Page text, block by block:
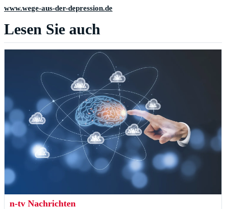
www.wege-aus-der-depression.de
Lesen Sie auch
n-tv Nachrichten